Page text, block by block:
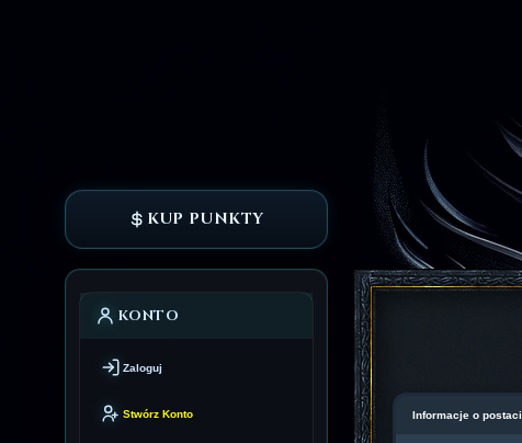
KUP PUNKTY
KONTO
Zaloguj
Stwórz Konto Informacje o postaci